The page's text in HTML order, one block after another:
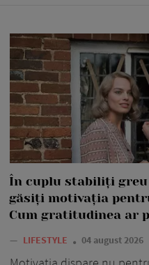
În cuplu stabiliți
găsiți motivația
Cum gratitudinea ar
— LIFESTYLE 04 august 2026